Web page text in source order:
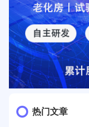
热门文章